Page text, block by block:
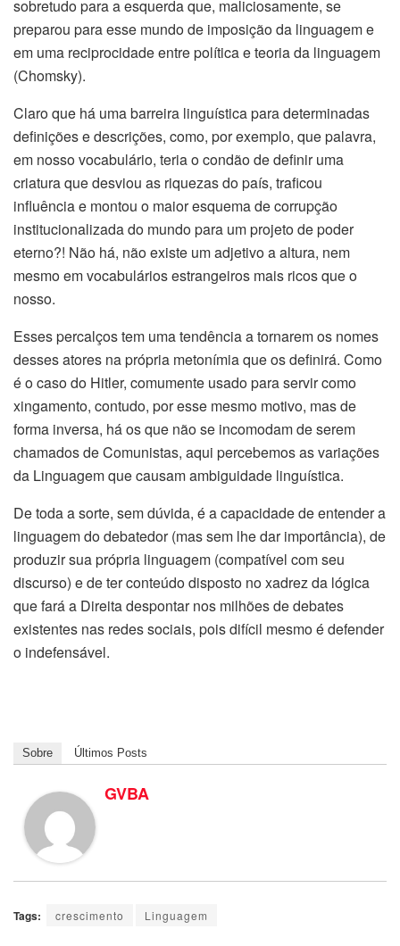
sobretudo para a esquerda que, maliciosamente, se
preparou para esse mundo de imposição da linguagem e
em uma reciprocidade entre política e teoria da linguagem
(Chomsky).
Claro que há uma barreira linguística para determinadas
definições e descrições, como, por exemplo, que palavra,
em nosso vocabulário, teria o condão de definir uma
criatura que desviou as riquezas do país, traficou
influência e montou o maior esquema de corrupção
institucionalizada do mundo para um projeto de poder
eterno?! Não há, não existe um adjetivo a altura, nem
mesmo em vocabulários estrangeiros mais ricos que o
nosso.
Esses percalços tem uma tendência a tornarem os nomes
desses atores na própria metonímia que os definirá. Como
é o caso do Hitler, comumente usado para servir como
xingamento, contudo, por esse mesmo motivo, mas de
forma inversa, há os que não se incomodam de serem
chamados de Comunistas, aqui percebemos as variações
da Linguagem que causam ambiguidade linguística.
De toda a sorte, sem dúvida, é a capacidade de entender a
linguagem do debatedor (mas sem lhe dar importância), de
produzir sua própria linguagem (compatível com seu
discurso) e de ter conteúdo disposto no xadrez da lógica
que fará a Direita despontar nos milhões de debates
existentes nas redes sociais, pois difícil mesmo é defender
o indefensável.
Sobre Últimos Posts
GVBA
Tags: crescimento Linguagem